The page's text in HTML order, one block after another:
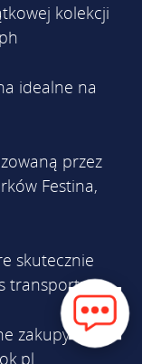
kolekcji
idealne na
przez
Festina,
skutecznie
transportu
zakupy w